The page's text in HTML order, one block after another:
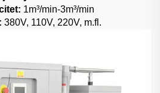
1m³/min-3m³/min
380V, 110V, 220V, m.fl.